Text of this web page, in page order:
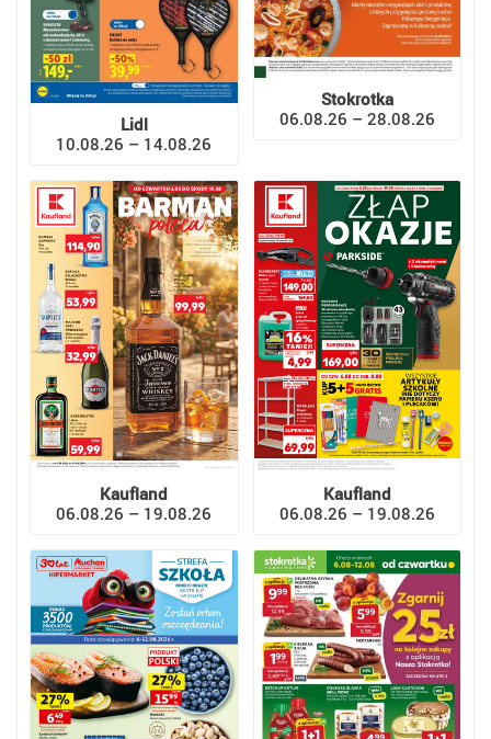
Lidl
10.08.26 – 14.08.26
Stokrotka
06.08.26 – 28.08.26
Kaufland
06.08.26 – 19.08.26
Kaufland
06.08.26 – 19.08.26